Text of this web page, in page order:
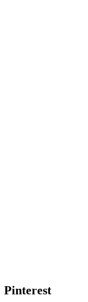
Pinterest